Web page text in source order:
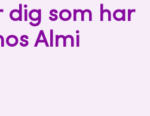
dig som har
Almi